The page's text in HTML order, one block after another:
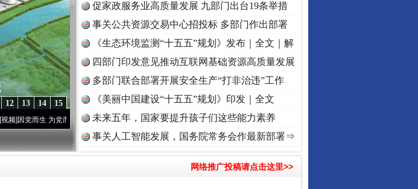
15
14
13
12
生 为党而战——百年“纪”事⑧加强纪律..·[视频]牢记初心使命 奋进复兴征程丨“转折之城”激荡..
促家政服务业高质量发展 九部门出台19条举措
事关公共资源交易中心招投标 多部门作出部署
《生态环境监测“十五五”规划》发布｜全文｜解
读
四部门印发意见推动互联网基础资源高质量发展
多部门联合部署开展安全生产“打非治违”工作
《美丽中国建设“十五五”规划》印发｜全文
未来五年，国家要提升孩子们这些能力素养
事关人工智能发展，国务院常务会作最新部署⇒
网络推广投稿请点击这里>>